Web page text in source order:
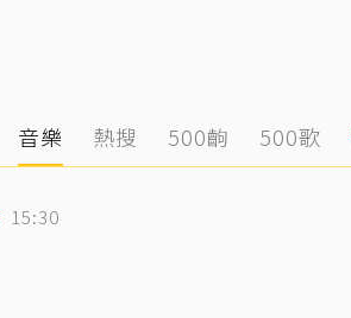
音樂 熱搜 500齣 500歌
15:30